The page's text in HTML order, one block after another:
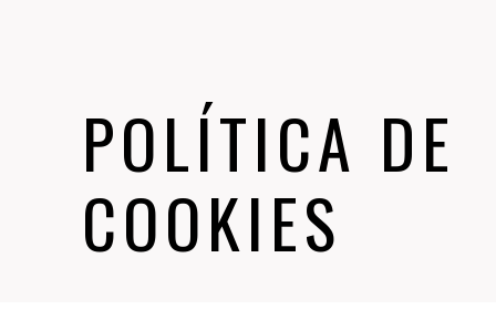
POLÍTICA DE
COOKIES